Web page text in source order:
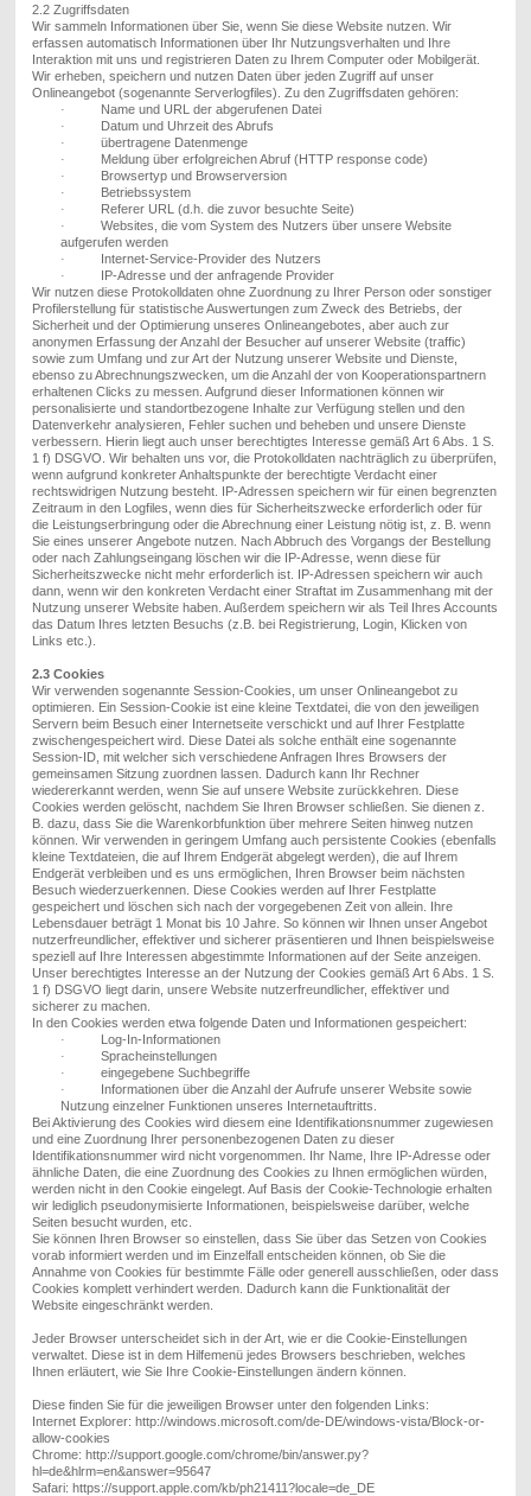
2.2 Zugriffsdaten
Wir sammeln Informationen über Sie, wenn Sie diese Website nutzen. Wir
erfassen automatisch Informationen über Ihr Nutzungsverhalten und Ihre
Interaktion mit uns und registrieren Daten zu Ihrem Computer oder Mobilgerät.
Wir erheben, speichern und nutzen Daten über jeden Zugriff auf unser
Onlineangebot (sogenannte Serverlogfiles). Zu den Zugriffsdaten gehören:
· Name und URL der abgerufenen Datei
· Datum und Uhrzeit des Abrufs
· übertragene Datenmenge
· Meldung über erfolgreichen Abruf (HTTP response code)
· Browsertyp und Browserversion
· Betriebssystem
· Referer URL (d.h. die zuvor besuchte Seite)
·
Websites, die vom System des Nutzers über unsere Website
aufgerufen werden
· Internet-Service-Provider des Nutzers
·
IP-Adresse und der anfragende Provider
Wir nutzen diese Protokolldaten ohne Zuordnung zu Ihrer Person oder sonstiger
Profilerstellung für statistische Auswertungen zum Zweck des Betriebs, der
Sicherheit und der Optimierung unseres Onlineangebotes, aber auch zur
anonymen Erfassung der Anzahl der Besucher auf unserer Website (traffic)
sowie zum Umfang und zur Art der Nutzung unserer Website und Dienste,
ebenso zu Abrechnungszwecken, um die Anzahl der von Kooperationspartnern
erhaltenen Clicks zu messen. Aufgrund dieser Informationen können wir
personalisierte und standortbezogene Inhalte zur Verfügung stellen und den
Datenverkehr analysieren, Fehler suchen und beheben und unsere Dienste
verbessern. Hierin liegt auch unser berechtigtes Interesse gemäß Art 6 Abs. 1 S.
1 f) DSGVO. Wir behalten uns vor, die Protokolldaten nachträglich zu überprüfen,
wenn aufgrund konkreter Anhaltspunkte der berechtigte Verdacht einer
rechtswidrigen Nutzung besteht. IP-Adressen speichern wir für einen begrenzten
Zeitraum in den Logfiles, wenn dies für Sicherheitszwecke erforderlich oder für
die Leistungserbringung oder die Abrechnung einer Leistung nötig ist, z. B. wenn
Sie eines unserer Angebote nutzen. Nach Abbruch des Vorgangs der Bestellung
oder nach Zahlungseingang löschen wir die IP-Adresse, wenn diese für
Sicherheitszwecke nicht mehr erforderlich ist. IP-Adressen speichern wir auch
dann, wenn wir den konkreten Verdacht einer Straftat im Zusammenhang mit der
Nutzung unserer Website haben. Außerdem speichern wir als Teil Ihres Accounts
das Datum Ihres letzten Besuchs (z.B. bei Registrierung, Login, Klicken von
Links etc.).
2.3 Cookies
Wir verwenden sogenannte Session-Cookies, um unser Onlineangebot zu
optimieren. Ein Session-Cookie ist eine kleine Textdatei, die von den jeweiligen
Servern beim Besuch einer Internetseite verschickt und auf Ihrer Festplatte
zwischengespeichert wird. Diese Datei als solche enthält eine sogenannte
Session-ID, mit welcher sich verschiedene Anfragen Ihres Browsers der
gemeinsamen Sitzung zuordnen lassen. Dadurch kann Ihr Rechner
wiedererkannt werden, wenn Sie auf unsere Website zurückkehren. Diese
Cookies werden gelöscht, nachdem Sie Ihren Browser schließen. Sie dienen z.
B. dazu, dass Sie die Warenkorbfunktion über mehrere Seiten hinweg nutzen
können. Wir verwenden in geringem Umfang auch persistente Cookies (ebenfalls
kleine Textdateien, die auf Ihrem Endgerät abgelegt werden), die auf Ihrem
Endgerät verbleiben und es uns ermöglichen, Ihren Browser beim nächsten
Besuch wiederzuerkennen. Diese Cookies werden auf Ihrer Festplatte
gespeichert und löschen sich nach der vorgegebenen Zeit von allein. Ihre
Lebensdauer beträgt 1 Monat bis 10 Jahre. So können wir Ihnen unser Angebot
nutzerfreundlicher, effektiver und sicherer präsentieren und Ihnen beispielsweise
speziell auf Ihre Interessen abgestimmte Informationen auf der Seite anzeigen.
Unser berechtigtes Interesse an der Nutzung der Cookies gemäß Art 6 Abs. 1 S.
1 f) DSGVO liegt darin, unsere Website nutzerfreundlicher, effektiver und
sicherer zu machen.
In den Cookies werden etwa folgende Daten und Informationen gespeichert:
· Log-In-Informationen
· Spracheinstellungen
· eingegebene Suchbegriffe
·
Informationen über die Anzahl der Aufrufe unserer Website sowie
Nutzung einzelner Funktionen unseres Internetauftritts.
Bei Aktivierung des Cookies wird diesem eine Identifikationsnummer zugewiesen
und eine Zuordnung Ihrer personenbezogenen Daten zu dieser
Identifikationsnummer wird nicht vorgenommen. Ihr Name, Ihre IP-Adresse oder
ähnliche Daten, die eine Zuordnung des Cookies zu Ihnen ermöglichen würden,
werden nicht in den Cookie eingelegt. Auf Basis der Cookie-Technologie erhalten
wir lediglich pseudonymisierte Informationen, beispielsweise darüber, welche
Seiten besucht wurden, etc.
Sie können Ihren Browser so einstellen, dass Sie über das Setzen von Cookies
vorab informiert werden und im Einzelfall entscheiden können, ob Sie die
Annahme von Cookies für bestimmte Fälle oder generell ausschließen, oder dass
Cookies komplett verhindert werden. Dadurch kann die Funktionalität der
Website eingeschränkt werden.
Jeder Browser unterscheidet sich in der Art, wie er die Cookie-Einstellungen
verwaltet. Diese ist in dem Hilfemenü jedes Browsers beschrieben, welches
Ihnen erläutert, wie Sie Ihre Cookie-Einstellungen ändern können.
Diese finden Sie für die jeweiligen Browser unter den folgenden Links:
Internet Explorer: http://windows.microsoft.com/de-DE/windows-vista/Block-or-
allow-cookies
Chrome: http://support.google.com/chrome/bin/answer.py?
hl=de&hlrm=en&answer=95647
Safari: https://support.apple.com/kb/ph21411?locale=de_DE